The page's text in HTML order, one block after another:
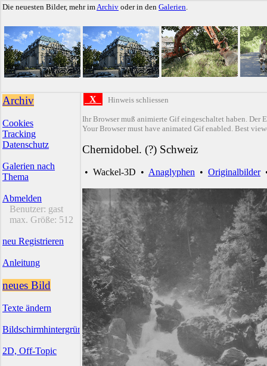
Die neuesten Bilder, mehr imArchiv oder in den Galerien.
Archiv
Cookies
Tracking
Datenschutz
Galerien nach
Thema
Abmelden
Benutzer: gast
max. Größe: 512
neu Registrieren
Anleitung
neues Bild
Texte ändern
Bildschirmhintergründe
2D, Off-Topic
X Hinweis schliessen
Ihr Browser muß animierte Gif eingeschaltet haben. Der
Your Browser must have animated Gif enabled. Best
Chernidobel. (?) Schweiz
• Wackel-3D • Anaglyphen • Originalbilder